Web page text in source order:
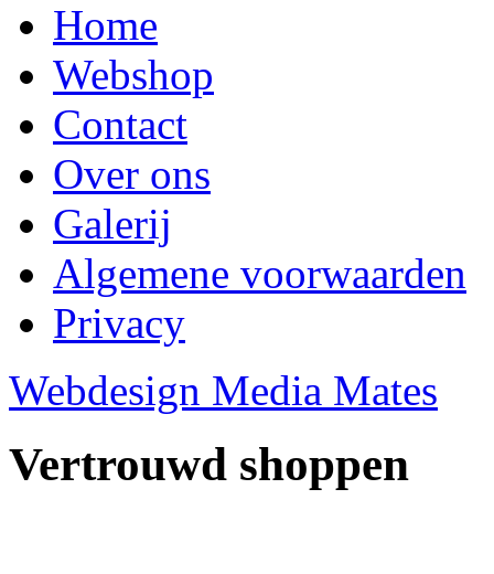
Home
Webshop
Contact
Over ons
Galerij
Algemene voorwaarden
Privacy
Webdesign Media Mates
Vertrouwd shoppen